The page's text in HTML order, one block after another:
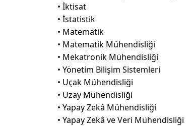
• İktisat
• İstatistik
• Matematik
• Matematik Mühendisliği
• Mekatronik Mühendisliği
• Yönetim Bilişim Sistemleri
• Uçak Mühendisliği
• Uzay Mühendisliği
• Yapay Zekâ Mühendisliği
• Yapay Zekâ ve Veri Mühendisliği